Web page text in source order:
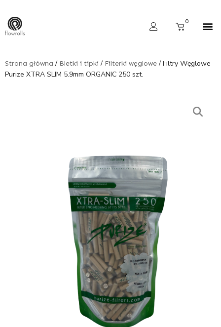
content
0
Cart
Strona główna / Bletki i tipki / Filterki węglowe/ Filtry Węglowe
Purize XTRA SLIM 5.9mm ORGANIC 250 szt.